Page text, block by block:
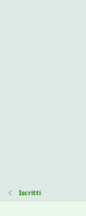
Iscritti